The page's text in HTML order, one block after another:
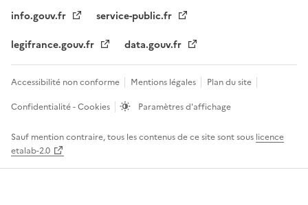
info.gouv.fr
service-public.fr
legifrance.gouv.fr
data.gouv.fr
Accessibilité non conforme Mentions légales
Plan du site
Confidentialité - Cookies
Paramètres d'affichage
Sauf mention contraire, tous les contenus de ce site sont sous licence
etalab-2.0